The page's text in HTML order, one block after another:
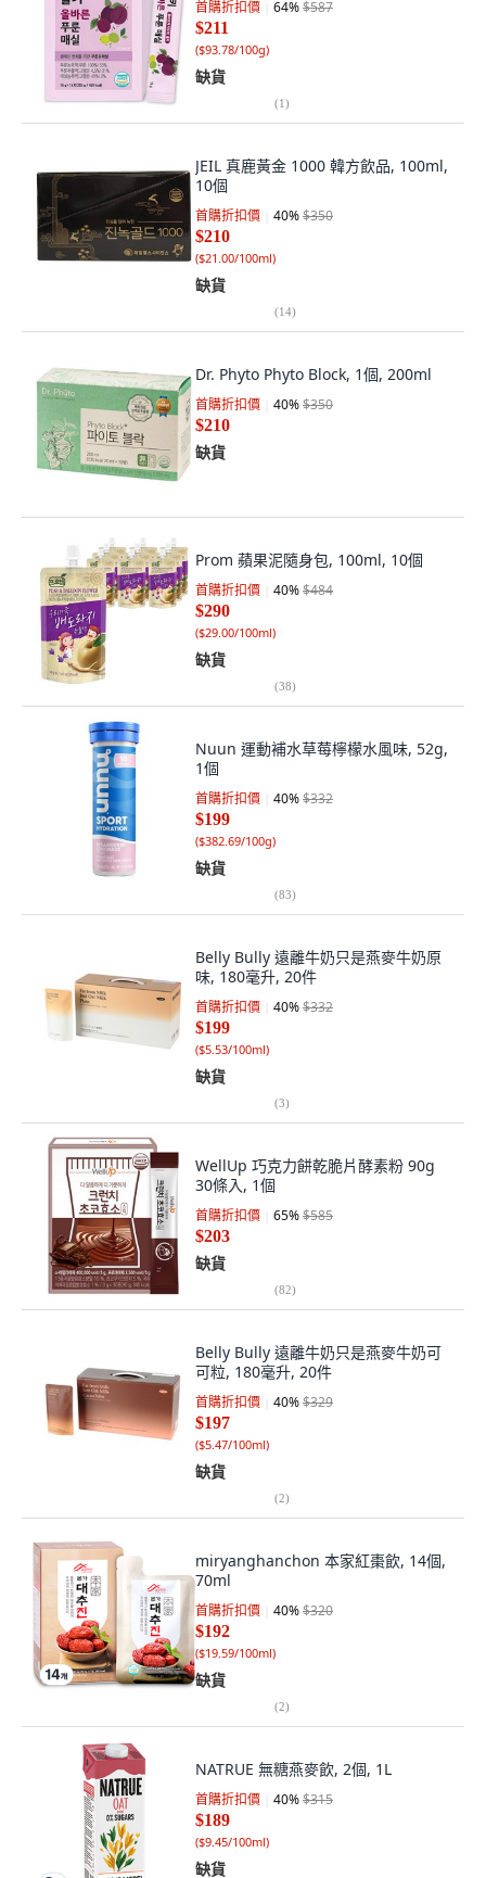
首購折扣價 64%$587
$211
($93.78/100g)
缺貨
(1)
JEIL 真鹿黃金 1000 韓方飲品, 100ml,
10個
首購折扣價 40%$350
$210
($21.00/100ml)
缺貨
(14)
Dr. Phyto Phyto Block, 1個, 200ml
首購折扣價 40%$350
$210
缺貨
Prom 蘋果泥隨身包, 100ml, 10個
首購折扣價 40%$484
$290
($29.00/100ml)
缺貨
(38)
Nuun 運動補水草莓檸檬水風味, 52g,
1個
首購折扣價 40%$332
$199
($382.69/100g)
缺貨
(83)
Belly Bully 遠離牛奶只是燕麥牛奶原
味, 180毫升, 20件
首購折扣價 40%$332
$199
($5.53/100ml)
缺貨
(3)
WellUp 巧克力餅乾脆片酵素粉 90g
30條入, 1個
首購折扣價 65%$585
$203
缺貨
(82)
Belly Bully 遠離牛奶只是燕麥牛奶可
可粒, 180毫升, 20件
首購折扣價 40%$329
$197
($5.47/100ml)
缺貨
(2)
miryanghanchon 本家紅棗飲, 14個,
70ml
首購折扣價 40%$320
$192
($19.59/100ml)
缺貨
(2)
NATRUE 無糖燕麥飲, 2個, 1L
首購折扣價 40%$315
$189
($9.45/100ml)
缺貨